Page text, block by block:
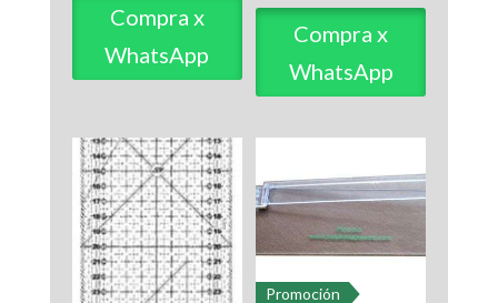
precios:
$ 6.000
Compra x
WhatsApp
Compra x
WhatsApp
Promoción